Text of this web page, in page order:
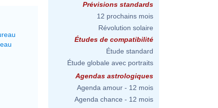
Prévisions standards
12 prochains mois
Révolution solaire
Études de compatibilité
Étude standard
Étude globale avec portraits
Agendas astrologiques
Agenda amour - 12 mois
Agenda chance - 12 mois